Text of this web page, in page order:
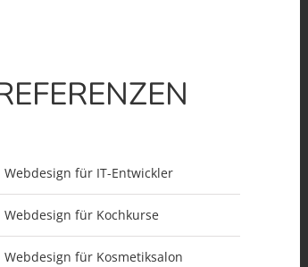
Webdesign für IT-Entwickler
Webdesign für Kochkurse
Webdesign für Kosmetiksalon